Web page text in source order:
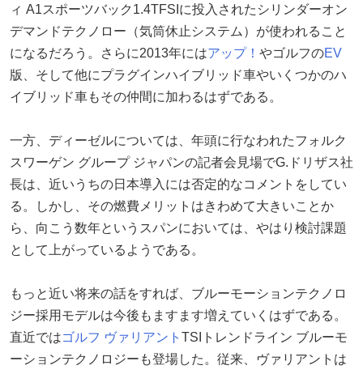
ィ A1スポーツバック1.4TFSIに投入されたシリンダーオン
デマンドテクノロー（気筒休止システム）が使われること
になるだろう。さらに2013年にはアップ！ やゴルフのEV
版、そして他にプラグインハイブリッド車やいくつかのハ
イブリッド車もその仲間に加わるはずである。
一方、ディーゼルについては、年頭に行なわれたフォルク
スワーゲン グループ ジャパンの記者会見場でG.ドリザス社
長は、近いうちの日本導入には否定的なコメントをしてい
る。しかし、その燃費メリットはきわめて大きいことか
ら、向こう数年というスパンにおいては、やはり検討課題
として上がっているようである。
もっと近い将来の話をすれば、ブルーモーションテクノロ
ジー採用モデルは今後もますます増えていくはずである。
直近ではゴルフ ヴァリアント TSIトレンドライン ブルーモ
ーションテクノロジーも登場した。従来、ヴァリアントは